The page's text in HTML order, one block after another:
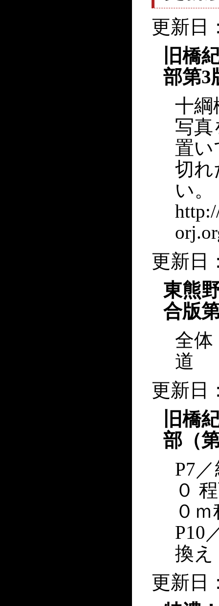
更新日
旧橋
部第3
十綱
写真
置い
切れ
い。
更新日
東熊
合版
全
道
更新日
旧橋
部（
P7
０
０
P10
換え
更新日